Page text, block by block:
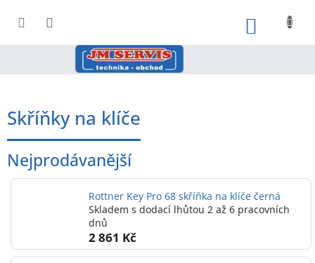
Skříňky na klíče
Nejprodávanější
Rottner Key Pro 68 skříňka na klíče černá
Skladem s dodací lhůtou 2 až 6 pracovních
dnů
2 861 Kč